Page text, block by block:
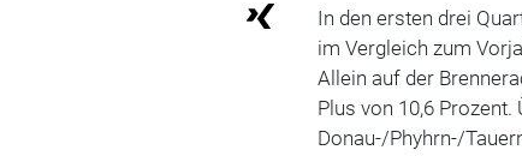
In den ersten drei
im Vergleich zum
Allein auf der
Plus von 10,6
Donau-/Phyhrn-/